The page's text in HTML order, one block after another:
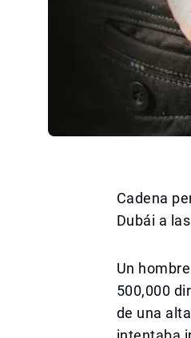
Cadena
Dubái a
Un
500,000
de una